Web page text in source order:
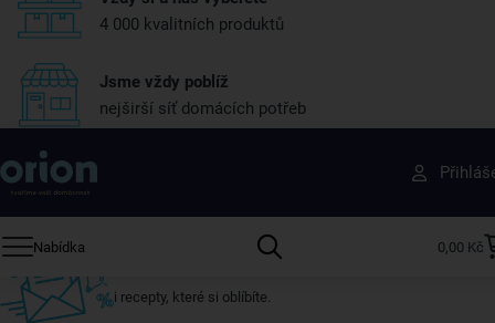
4 000 kvalitních produktů
Jsme vždy poblíž
nejširší síť domácích potřeb
Nabídka 0,00 Kč
Získejte rady, recepty a tipy na slevy dřív než
ostatní
Přihlaste se k odběru našeho newsletteru.
i recepty, které si oblíbíte.